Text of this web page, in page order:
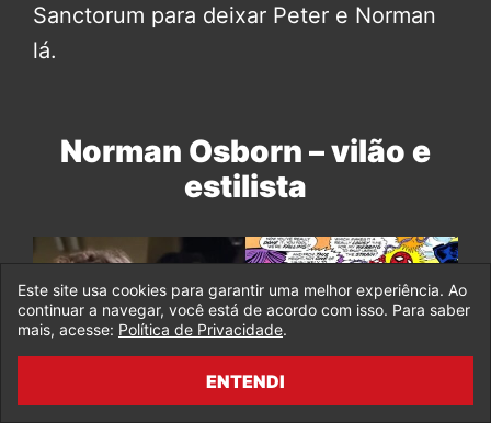
Sanctorum para deixar Peter e Norman
lá.
Norman Osborn – vilão e
estilista
Este site usa cookies para garantir uma melhor experiência. Ao
continuar a navegar, você está de acordo com isso. Para saber
mais, acesse: Política de Privacidade.
ENTENDI